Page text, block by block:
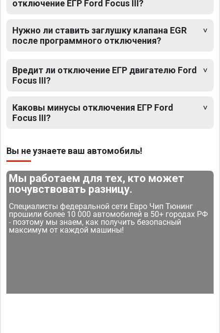
отключение ЕГР Ford Focus III?
Нужно ли ставить заглушку клапана EGR
после программного отключения?
Вредит ли отключение ЕГР двигателю Ford
Focus III?
Каковы минусы отключения ЕГР Ford
Focus III?
Вы не узнаете ваш автомобиль!
Мы работаем для тех, кто может
почувствовать разницу.
Специалисты федеральной сети Евро Чип Тюнинг
прошили более 10 000 автомобилей в 50+ городах РФ
- поэтому мы знаем, как получить безопасный
максимум от каждой машины!